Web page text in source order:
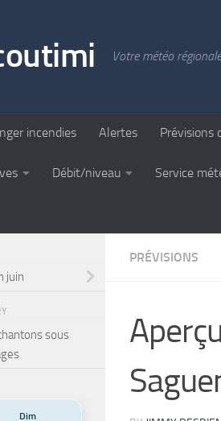
Votre météo régionale
incendies Alertes Prévisions
Débit/niveau Service
PRÉVISIONS
juin
sous
Dim